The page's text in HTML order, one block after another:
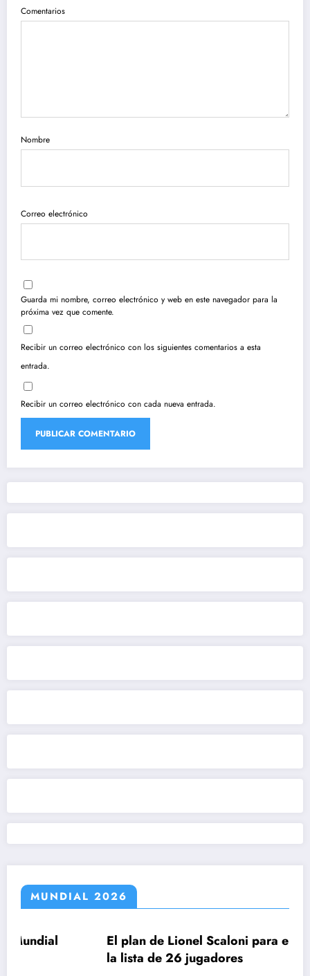
Comentarios
Nombre
Correo electrónico
Guarda mi nombre, correo electrónico y web en este navegador para la
próxima vez que comente.
Recibir un correo electrónico con los siguientes comentarios a esta
entrada.
Recibir un correo electrónico con cada nueva entrada.
MUNDIAL 2026
El plan de Lionel Scaloni para el anuncio de
la lista de 26 jugadores